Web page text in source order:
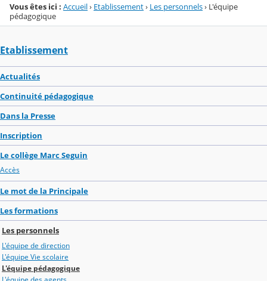
Vous êtes ici : Accueil› Etablissement› Les personnels› L'équipe
pédagogique
Etablissement
Actualités
Continuité pédagogique
Dans la Presse
Inscription
Le collège Marc Seguin
Accès
Le mot de la Principale
Les formations
Les personnels
L'équipe de direction
L'équipe Vie scolaire
L'équipe pédagogique